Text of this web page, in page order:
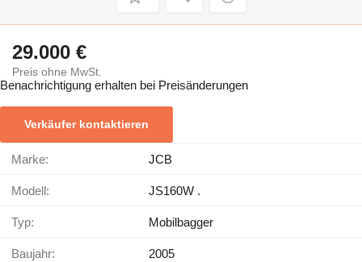
29.000 €
Preis ohne MwSt.
Benachrichtigung erhalten bei Preisänderungen
Verkäufer kontaktieren
Marke: JCB
Modell: JS160W .
Typ: Mobilbagger
Baujahr: 2005